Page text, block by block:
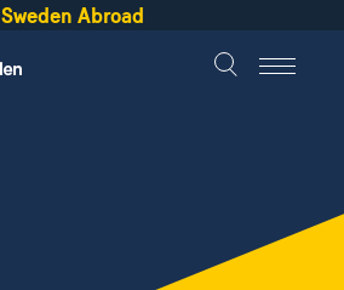
Sweden Abroad